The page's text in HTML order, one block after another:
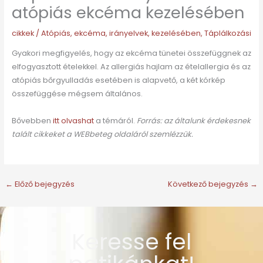
atópiás ekcéma kezelésében
cikkek/ Atópiás, ekcéma, irányelvek, kezelésében, Táplálkozási
Gyakori megfigyelés, hogy az ekcéma tünetei összefüggnek az
elfogyasztott ételekkel. Az allergiás hajlam az ételallergia és az
atópiás bőrgyulladás esetében is alapvető, a két kórkép
összefüggése mégsem általános.
Bővebben itt olvashat a témáról. Forrás: az általunk érdekesnek
talált cikkeket a WEBbeteg oldaláról szemlézzük.
← Előző bejegyzés Következő bejegyzés →
Keresse fel